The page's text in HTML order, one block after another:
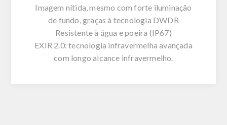
Imagem nítida, mesmo com forte iluminação
de fundo, graças à tecnologia DWDR
Resistente à água e poeira (IP67)
EXIR 2.0: tecnologia infravermelha avançada
com longo alcance infravermelho.